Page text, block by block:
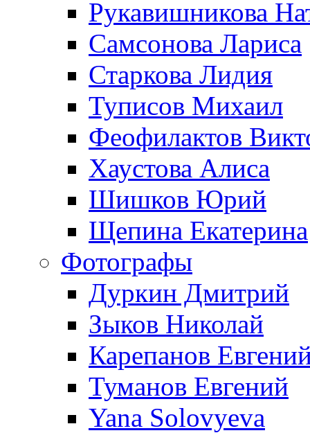
Рукавишникова
Самсонова Лариса
Старкова Лидия
Туписов Михаил
Феофилактов
Хаустова Алиса
Шишков Юрий
Щепина Екатерина
Фотографы
Дуркин Дмитрий
Зыков Николай
Карепанов
Туманов Евгений
Yana Solovyeva